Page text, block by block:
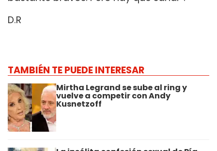
D.R
TAMBIÉN TE PUEDE INTERESAR
Mirtha Legrand se sube al ring y
vuelve a competir con Andy
Kusnetzoff